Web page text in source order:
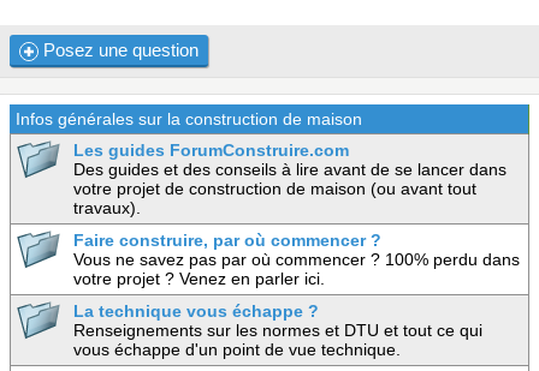
Posez une question
Infos générales sur la construction de maison
Les guides ForumConstruire.com
Des guides et des conseils à lire avant de se lancer dans
votre projet de construction de maison (ou avant tout
travaux).
Faire construire, par où commencer ?
Vous ne savez pas par où commencer ? 100% perdu dans
votre projet ? Venez en parler ici.
La technique vous échappe ?
Renseignements sur les normes et DTU et tout ce qui
vous échappe d'un point de vue technique.